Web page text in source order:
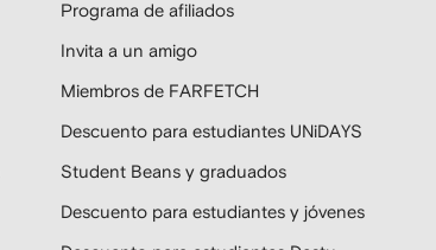
Programa de afiliados
Invita a un amigo
Miembros de FARFETCH
Descuento para estudiantes UNiDAYS
Student Beans y graduados
Descuento para estudiantes y jóvenes